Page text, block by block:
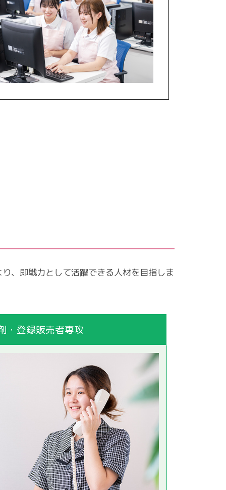
、即戦力として活躍できる人材を目指しま
・登録販売者専攻